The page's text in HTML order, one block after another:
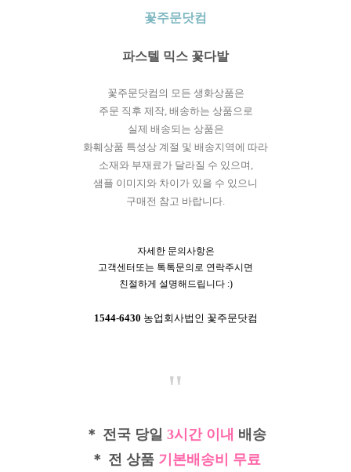
꽃주문닷컴
파스텔 믹스 꽃다발
꽃주문닷컴의 모든 생화상품은
주문 직후 제작, 배송하는 상품으로
실제 배송되는 상품은
화훼상품 특성상 계절 및 배송지역에 따라
소재와 부재료가 달라질 수 있으며,
샘플 이미지와 차이가 있을 수 있으니
구매전 참고 바랍니다.
자세한 문의사항은
고객센터또는 톡톡문의로 연락주시면
친절하게 설명해드립니다 :)
1544-6430 농업회사법인 꽃주문닷컴
"
＊ 전국 당일 3시간 이내 배송
＊ 전 상품 기본배송비 무료